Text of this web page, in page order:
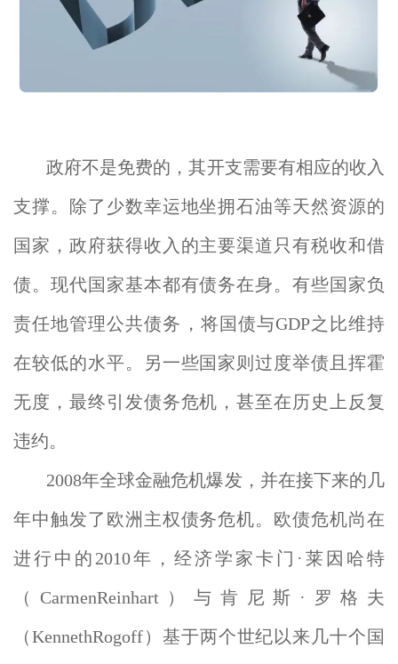
政府不是免费的，其开支需要有相应的收入
支撑。除了少数幸运地坐拥石油等天然资源的
国家，政府获得收入的主要渠道只有税收和借
债。现代国家基本都有债务在身。有些国家负
责任地管理公共债务，将国债与GDP之比维持
在较低的水平。另一些国家则过度举债且挥霍
无度，最终引发债务危机，甚至在历史上反复
违约。
2008年全球金融危机爆发，并在接下来的几
年中触发了欧洲主权债务危机。欧债危机尚在
进行中的2010年，经济学家卡门·莱因哈特
（CarmenReinhart）与肯尼斯·罗格夫
（KennethRogoff）基于两个世纪以来几十个国